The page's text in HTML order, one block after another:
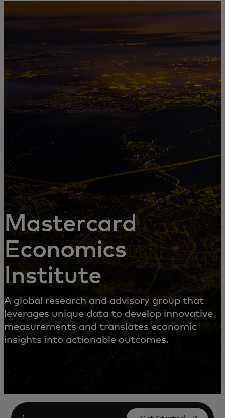
Pro vás
Pro firmy
Pro svět
Pro inovátory
Novinky a trendy
Mastercard
Economics
Institute
A global research and advisory group that
leverages unique data to develop innovative
measurements and translates economic
insights into actionable outcomes.